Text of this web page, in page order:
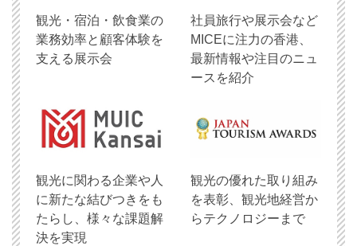
観光・宿泊・飲食業の
業務効率と顧客体験を
支える展示会
社員旅行や展示会など
MICEに注力の香港、
最新情報や注目のニュ
ースを紹介
観光に関わる企業や人
に新たな結びつきをも
たらし、様々な課題解
決を実現
観光の優れた取り組み
を表彰、観光地経営か
らテクノロジーまで